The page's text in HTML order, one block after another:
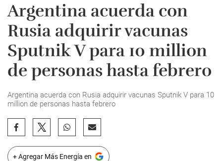
Argentina acuerda con
Rusia adquirir vacunas
Sputnik V para 10 million
de personas hasta febrero
Argentina acuerda con Rusia adquirir vacunas Sputnik V para 10
million de personas hasta febrero
+ Agregar Más Energía en